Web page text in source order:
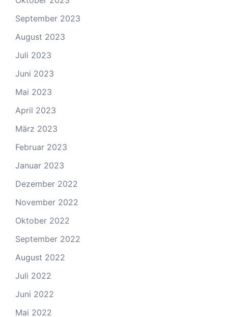
September 2023
August 2023
Juli 2023
Juni 2023
Mai 2023
April 2023
März 2023
Februar 2023
Januar 2023
Dezember 2022
November 2022
Oktober 2022
September 2022
August 2022
Juli 2022
Juni 2022
Mai 2022